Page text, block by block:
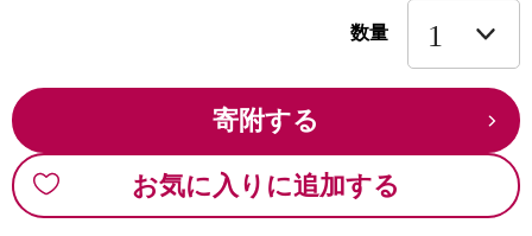
数量
寄附する
お気に入りに追加する